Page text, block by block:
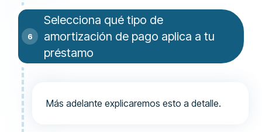
Selecciona qué tipo de
amortización de pago aplica a tu
préstamo
Más adelante explicaremos esto a detalle.